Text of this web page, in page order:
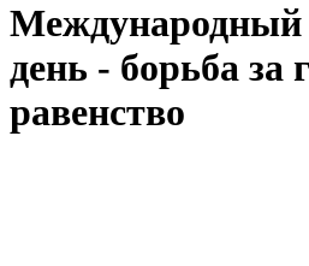
Международный
день - борьба за
равенство